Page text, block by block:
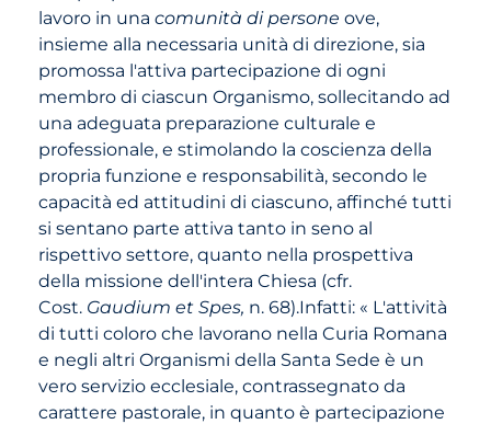
lavoro in una comunità di persone ove,
insieme alla necessaria unità di direzione, sia
promossa l'attiva partecipazione di ogni
membro di ciascun Organismo, sollecitando ad
una adeguata preparazione culturale e
professionale, e stimolando la coscienza della
propria funzione e responsabilità, secondo le
capacità ed attitudini di ciascuno, affinché tutti
si sentano parte attiva tanto in seno al
rispettivo settore, quanto nella prospettiva
della missione dell'intera Chiesa (cfr.
Cost. Gaudium et Spes, n. 68).Infatti: « L'attività
di tutti coloro che lavorano nella Curia Romana
e negli altri Organismi della Santa Sede è un
vero servizio ecclesiale, contrassegnato da
carattere pastorale, in quanto è partecipazione